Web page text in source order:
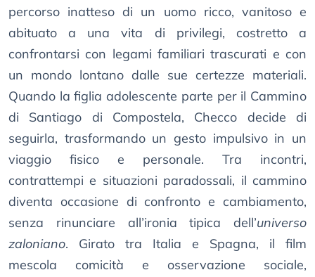
percorso inatteso di un uomo ricco, vanitoso e
abituato a una vita di privilegi, costretto a
confrontarsi con legami familiari trascurati e con
un mondo lontano dalle sue certezze materiali.
Quando la figlia adolescente parte per il Cammino
di Santiago di Compostela, Checco decide di
seguirla, trasformando un gesto impulsivo in un
viaggio fisico e personale. Tra incontri,
contrattempi e situazioni paradossali, il cammino
diventa occasione di confronto e cambiamento,
senza rinunciare all’ironia tipica dell’universo
zaloniano. Girato tra Italia e Spagna, il film
mescola comicità e osservazione sociale,